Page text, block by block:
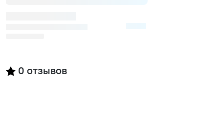
0 отзывов